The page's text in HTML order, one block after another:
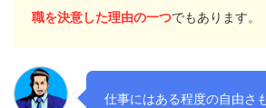
職を決意した理由の一つでもあります。
仕事にはある程度の自由さ